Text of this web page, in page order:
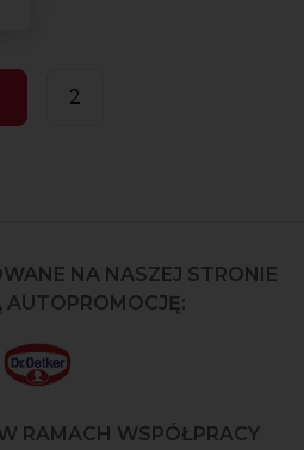
2
NA NASZEJ STRONIE
RAMACH WSPÓŁPRACY